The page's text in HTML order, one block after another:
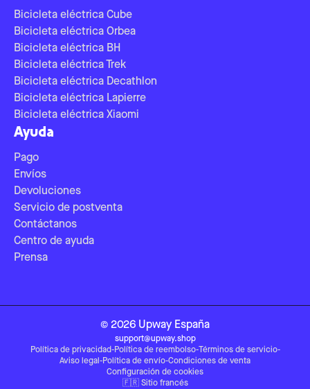
Bicicleta eléctrica Cube
Bicicleta eléctrica Orbea
Bicicleta eléctrica BH
Bicicleta eléctrica Trek
Bicicleta eléctrica Decathlon
Bicicleta eléctrica Lapierre
Bicicleta eléctrica Xiaomi
Ayuda
Pago
Envíos
Devoluciones
Servicio de postventa
Contáctanos
Centro de ayuda
Prensa
© 2026 Upway España
support@upway.shop
Política de privacidad-Política de reembolso-Términos de servicio-
Aviso legal -Política de envío-Condiciones de venta
Configuración de cookies
🇫🇷 Sitio francés